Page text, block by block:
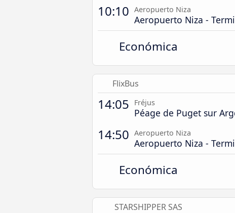
10:10 Aeropuerto Niza
Aeropuerto Niza -
Económica
FlixBus
14:05 Fréjus
Péage de Puget sur
14:50 Aeropuerto Niza
Aeropuerto Niza -
Económica
STARSHIPPER SAS